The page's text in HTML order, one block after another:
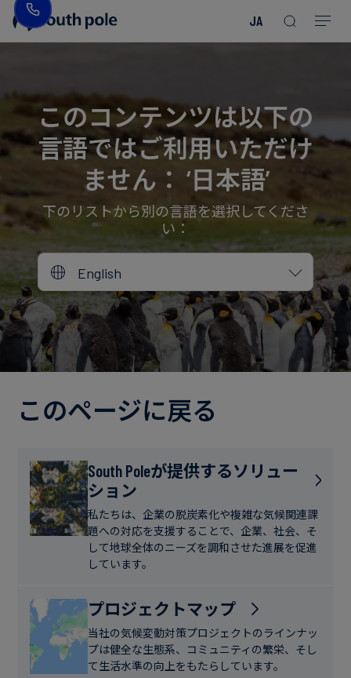
JA
役
員
紹
介
所
地
誠
実
へ
り
み
ァ
ッ
シ
ョ
ン
エ
ル
ギ
ー・
電
ガ
ス
食
飲
料
ス
テ
ナ
ブ
ク
ト
を
見
る
レ
ポ
ー
ト
後
イ
ベ
ン
ト
ブ
ロ
ー
ス
ス
デ
ィ
ニ
Read more
Read more
Read more
Read more
Read more
Read more
Read more
Read more
Read more Read more
このコンテンツは以下の
言語ではご利用いただけ
ません： ‘日本語’
下のリストから別の言語を選択してくださ
い：
English
このページに戻る
South Poleが提供するソリュー
ション
私たちは、企業の脱炭素化や複雑な気候関連課
題への対応を支援することで、企業、社会、そ
して地球全体のニーズを調和させた進展を促進
しています。
プロジェクトマップ
当社の気候変動対策プロジェクトのラインナッ
プは健全な生態系、コミュニティの繁栄、そし
て生活水準の向上をもたらしています。